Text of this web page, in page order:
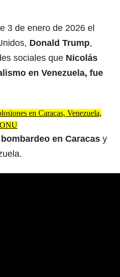
3 de enero de 2026 el
Donald Trump,
sociales que Nicolás
en Venezuela, fue
en Caracas, Venezuela,
bombardeo en Caracas y